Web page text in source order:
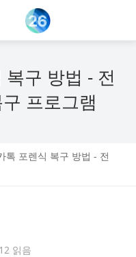
구 방법 - 전
프로그램
톡 포렌식 복구 방법 - 전
읽음